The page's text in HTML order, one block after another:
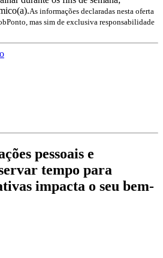
As informações declaradas nesta oferta
mas sim de exclusiva responsabilidade
pessoais e
tempo para
impacta o seu bem-